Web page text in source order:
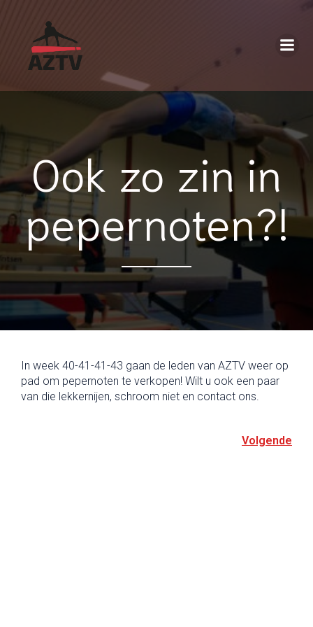
Ook zo zin in
pepernoten?!
In week 40-41-41-43 gaan de leden van AZTV weer op
pad om pepernoten te verkopen! Wilt u ook een paar
van die lekkernijen, schroom niet en contact ons.
Volgende